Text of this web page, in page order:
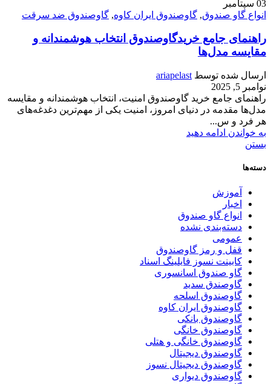
03 سپتامبر
انواع گاو صندوق, گاوصندوق ایران کاوه, گاوصندوق ضد سرقت
راهنمای جامع خریدگاوصندوق انتخاب هوشمندانه و
مقایسه مدل‌ها
ارسال شده توسط ariapelast
نوامبر 5, 2025
راهنمای جامع خرید گاوصندوق امنیت، انتخاب هوشمندانه و مقایسه
مدل‌ها مقدمه در دنیای امروز، امنیت یکی از مهم‌ترین دغدغه‌های
هر فرد و س...
به خواندن ادامه دهید
بستن
دسته‌ها
آموزش
اخبار
انواع گاو صندوق
دسته‌بندی نشده
عمومی
قفل و رمز گاوصندوق
کابینت نسوز فایلینگ اسناد
گاو صندوق اسانسوری
گاوصندق سدید
گاوصندوق اسلحه
گاوصندوق ایران کاوه
گاوصندوق بانکی
گاوصندوق خانگی
گاوصندوق خانگی و هتلی
گاوصندوق دیجیتال
گاوصندوق دیجیتال نسوز
گاوصندوق دیواری